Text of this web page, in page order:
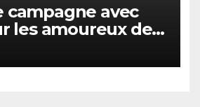
campagne avec
les amoureux de